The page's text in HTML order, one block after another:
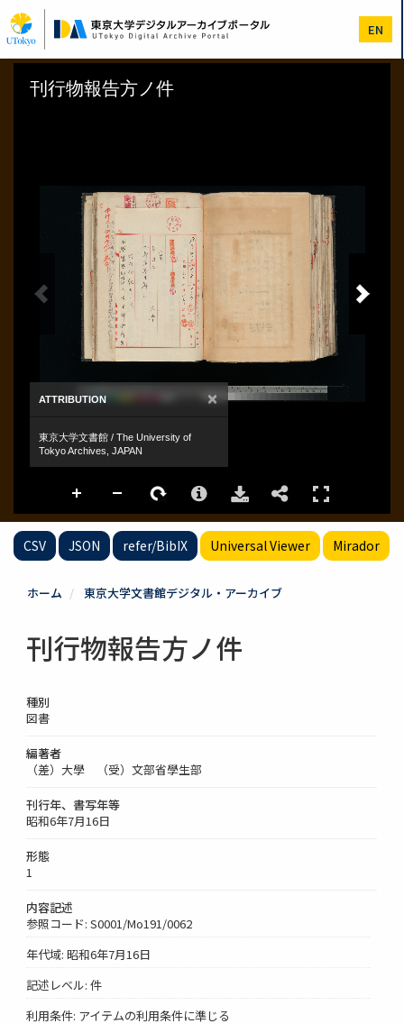
イ
ン
コ
EN
CSV JSON refer/BibIX Universal Viewer Mirador
ホーム 東京大学文書館デジタル・アーカイブ
刊行物報告方ノ件
種別
図書
編著者
（差）大學 （受）文部省學生部
刊行年、書写年等
昭和6年7月16日
形態
1
内容記述
参照コード: S0001/Mo191/0062
年代域: 昭和6年7月16日
記述レベル: 件
利用条件: アイテムの利用条件に準じる